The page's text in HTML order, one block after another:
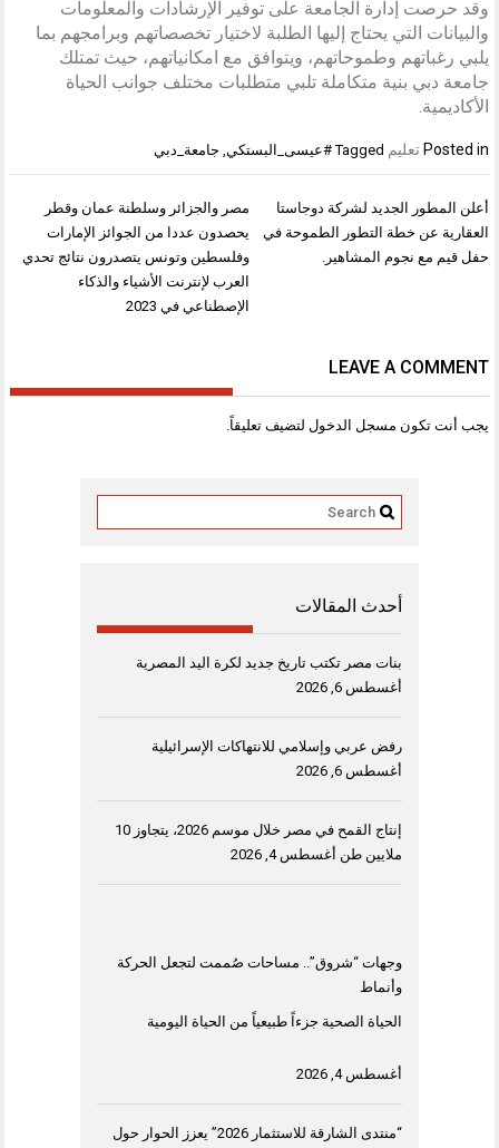
وقد حرصت إدارة الجامعة على توفير الإرشادات والمعلومات
والبيانات التي يحتاج إليها الطلبة لاختيار تخصصاتهم وبرامجهم بما
يلبي رغباتهم وطموحاتهم، ويتوافق مع امكانياتهم، حيث تمتلك
جامعة دبي بنية متكاملة تلبي متطلبات مختلف جوانب الحياة
الأكاديمية.
Posted in تعليم Tagged #عيسى_البستكي جامعة_دبي
تصفّح
المقالات
مصر والجزائر وسلطنة عمان وقطر
يحصدون عددا من الجوائز الإمارات
وفلسطين وتونس يتصدرون نتائج تحدي
العرب لإنترنت الأشياء والذكاء
الإصطناعي في 2023
أعلن المطور الجديد لشركة دوجاستا
العقارية عن خطة التطور الطموحة في
حفل قيم مع نجوم المشاهير.
LEAVE A COMMENT
يجب أنت تكون مسجل الدخول لتضيف تعليقاً.
أحدث المقالات
بنات مصر تكتب تاريخ جديد لكرة اليد المصرية
أغسطس 6, 2026
رفض عربي وإسلامي للانتهاكات الإسرائيلية
أغسطس 6, 2026
إنتاج القمح في مصر خلال موسم 2026، يتجاوز 10
ملايين طن أغسطس 4, 2026
وجهات “شروق”.. مساحات صُممت لتجعل الحركة
وأنماط
الحياة الصحية جزءاً طبيعياً من الحياة اليومية
أغسطس 4, 2026
“منتدى الشارقة للاستثمار 2026” يعزز الحوار حول